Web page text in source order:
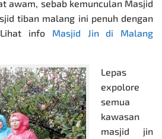
awam, sebab kemunculan Masjid
tiban malang ini penuh dengan
info
Masjid Jin di Malang
Lepas
expolore
semua
kawasan
masjid jin